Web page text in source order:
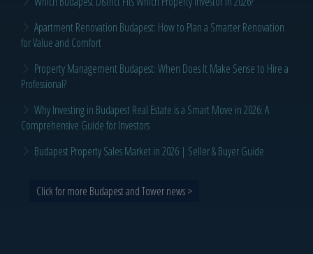
Apartment Renovation Budapest: How to Plan a Smarter Renovation
for Value and Comfort
Property Management Budapest: When Does It Make Sense to Hire a
Professional?
Why Investing in Budapest Real Estate is a Smart Move in 2026: A
Comprehensive Guide for Investors
Budapest Property Sales Market in 2026 | Seller & Buyer Guide
Click for more Budapest and Tower news >